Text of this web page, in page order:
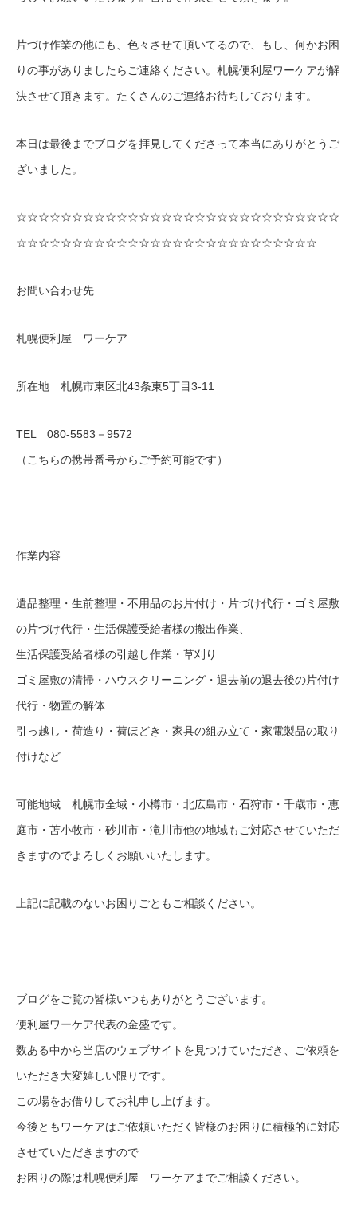
片づけ作業の他にも、色々させて頂いてるので、もし、何かお困
りの事がありましたらご連絡ください。札幌便利屋ワーケアが解
決させて頂きます。たくさんのご連絡お待ちしております。
本日は最後までブログを拝見してくださって本当にありがとうご
ざいました。
☆☆☆☆☆☆☆☆☆☆☆☆☆☆☆☆☆☆☆☆☆☆☆☆☆☆☆☆☆
☆☆☆☆☆☆☆☆☆☆☆☆☆☆☆☆☆☆☆☆☆☆☆☆☆☆☆
お問い合わせ先
札幌便利屋 ワーケア
所在地 札幌市東区北43条東5丁目3‐11
TEL 080‐5583－9572
（こちらの携帯番号からご予約可能です）
作業内容
遺品整理・生前整理・不用品のお片付け・片づけ代行・ゴミ屋敷
の片づけ代行・生活保護受給者様の搬出作業、
生活保護受給者様の引越し作業・草刈り
ゴミ屋敷の清掃・ハウスクリーニング・退去前の退去後の片付け
代行・物置の解体
引っ越し・荷造り・荷ほどき・家具の組み立て・家電製品の取り
付けなど
可能地域 札幌市全域・小樽市・北広島市・石狩市・千歳市・恵
庭市・苫小牧市・砂川市・滝川市他の地域もご対応させていただ
きますのでよろしくお願いいたします。
上記に記載のないお困りごともご相談ください。
ブログをご覧の皆様いつもありがとうございます。
便利屋ワーケア代表の金盛です。
数ある中から当店のウェブサイトを見つけていただき、ご依頼を
いただき大変嬉しい限りです。
この場をお借りしてお礼申し上げます。
今後ともワーケアはご依頼いただく皆様のお困りに積極的に対応
させていただきますので
お困りの際は札幌便利屋 ワーケアまでご相談ください。